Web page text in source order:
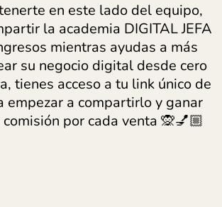
en este lado del equipo,
la academia DIGITAL JEFA
mientras ayudas a más
su negocio digital desde cero
tienes acceso a tu link único de
empezar a compartirlo y ganar
por cada venta 🙊💅🏼